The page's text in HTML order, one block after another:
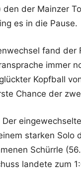
den der Mainzer
es in die Pause.
fand der
immer
Kopfball
Chance der
starken Solo
Schürrle
landete zum